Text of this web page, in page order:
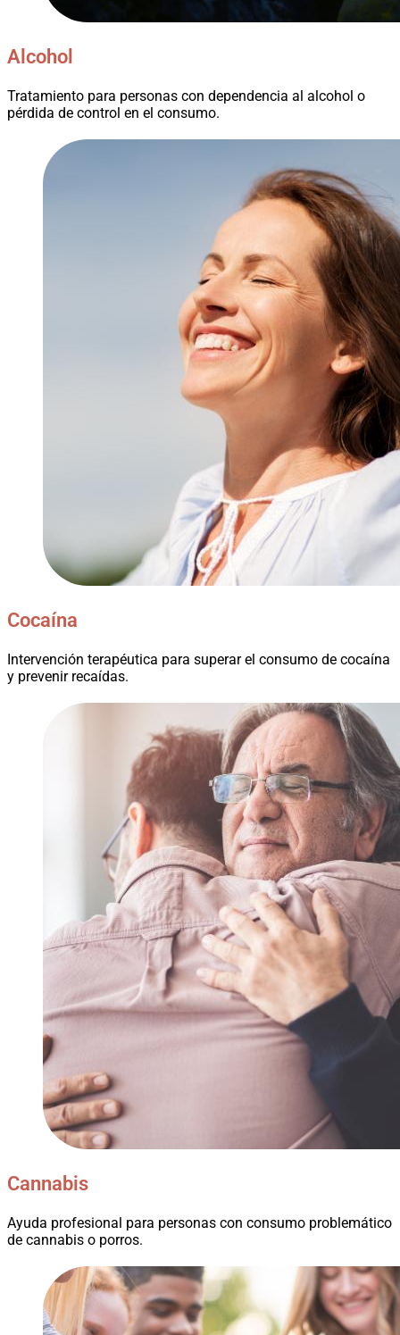
Alcohol
Tratamiento para personas con dependencia al alcohol o
pérdida de control en el consumo.
Cocaína
Intervención terapéutica para superar el consumo de cocaína
y prevenir recaídas.
Cannabis
Ayuda profesional para personas con consumo problemático
de cannabis o porros.